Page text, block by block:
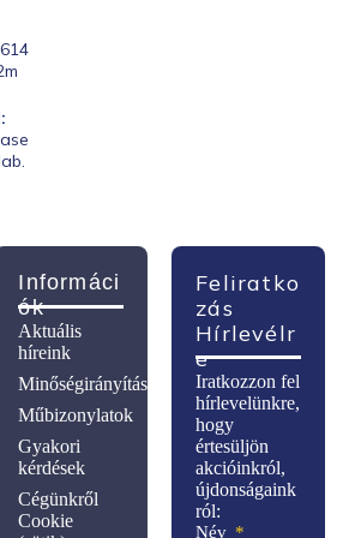
Feliratko
Zás
Hírlevélr
E
Iratkozzon fel
hírlevelünkre,
hogy
értesüljön
akcióinkról,
újdonságaink
ról:
Név
Informáci
Ók
Aktuális
híreink
Minőségirányítás
Műbizonylatok
Gyakori
kérdések
Cégünkről
Cookie